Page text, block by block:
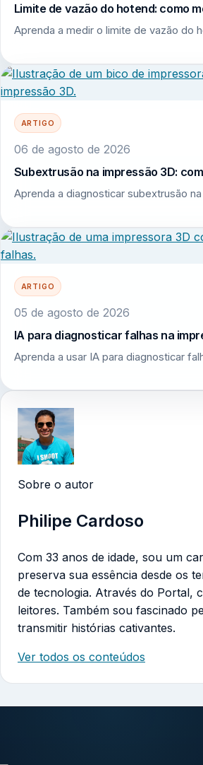
Limite de vazão do hotend: como
Aprenda a medir o limite de vazão do
ARTIGO
06 de agosto de 2026
Subextrusão na impressão 3D:
Aprenda a diagnosticar subextrusão
ARTIGO
05 de agosto de 2026
IA para diagnosticar falhas na
Aprenda a usar IA para diagnosticar
Sobre o autor
Philipe Cardoso
Com 33 anos de idade, sou um
preserva sua essência desde os
de tecnologia. Através do Portal,
leitores. Também sou fascinado
transmitir histórias cativantes.
Ver todos os conteúdos